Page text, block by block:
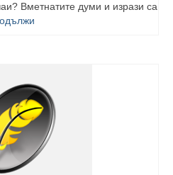
Вметнатите думи и изрази са